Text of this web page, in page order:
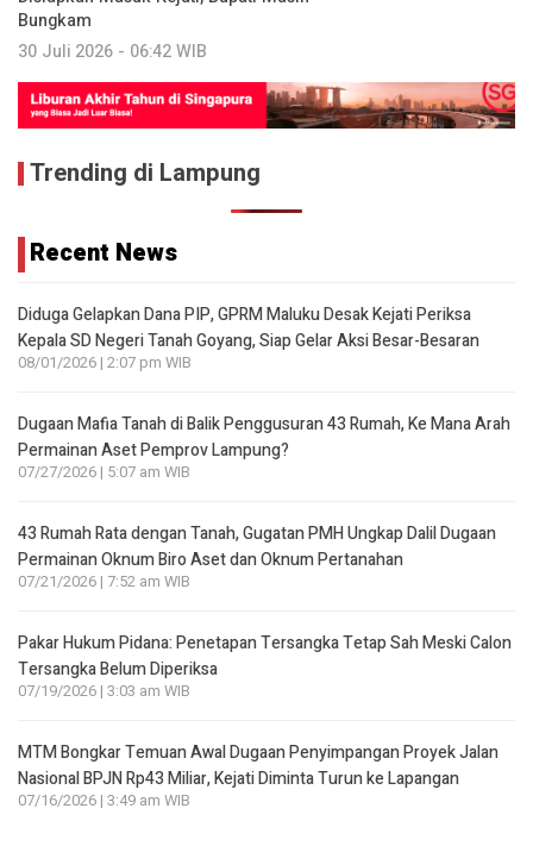
Bungkam
30 Juli 2026 - 06:42 WIB
Trending di Lampung
Recent News
Diduga Gelapkan Dana PIP, GPRM Maluku Desak Kejati Periksa
Kepala SD Negeri Tanah Goyang, Siap Gelar Aksi Besar-Besaran
08/01/2026 | 2:07 pm WIB
Dugaan Mafia Tanah di Balik Penggusuran 43 Rumah, Ke Mana Arah
Permainan Aset Pemprov Lampung?
07/27/2026 | 5:07 am WIB
43 Rumah Rata dengan Tanah, Gugatan PMH Ungkap Dalil Dugaan
Permainan Oknum Biro Aset dan Oknum Pertanahan
07/21/2026 | 7:52 am WIB
Pakar Hukum Pidana: Penetapan Tersangka Tetap Sah Meski Calon
Tersangka Belum Diperiksa
07/19/2026 | 3:03 am WIB
MTM Bongkar Temuan Awal Dugaan Penyimpangan Proyek Jalan
Nasional BPJN Rp43 Miliar, Kejati Diminta Turun ke Lapangan
07/16/2026 | 3:49 am WIB